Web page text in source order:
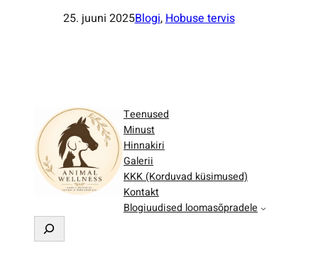
25. juuni 2025Blogi, Hobuse tervis
Teenused
Minust
Hinnakiri
Galerii
KKK (Korduvad küsimused)
Kontakt
Blogiuudised loomasõpradele
t